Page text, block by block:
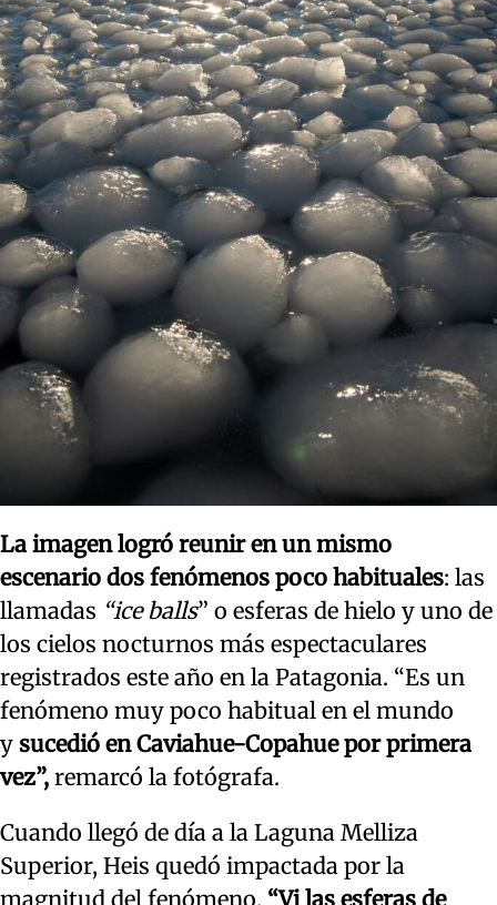
La imagen logró reunir en un mismo
escenario dos fenómenos poco habituales: las
llamadas “ice balls” o esferas de hielo y uno de
los cielos nocturnos más espectaculares
registrados este año en la Patagonia. “Es un
fenómeno muy poco habitual en el mundo
y sucedió en Caviahue-Copahue por primera
vez”, remarcó la fotógrafa.
Cuando llegó de día a la Laguna Melliza
Superior, Heis quedó impactada por la
magnitud del fenómeno. “Vi las esferas de